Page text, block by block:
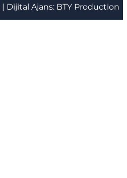
| Dijital Ajans: BTY Production